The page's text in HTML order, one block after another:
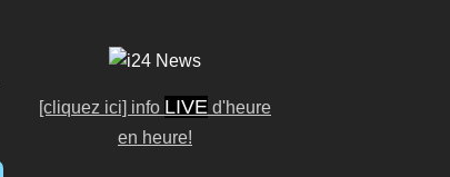
[cliquez ici] info LIVE d'heure
en heure!